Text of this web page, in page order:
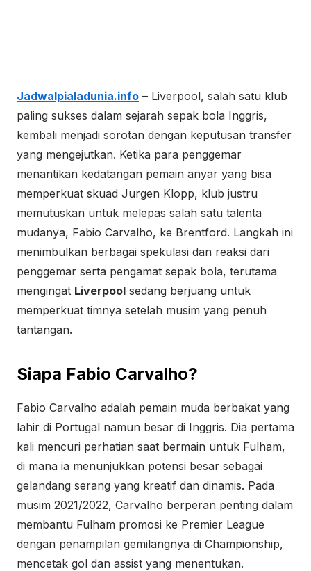
Jadwalpialadunia.info – Liverpool, salah satu klub
paling sukses dalam sejarah sepak bola Inggris,
kembali menjadi sorotan dengan keputusan transfer
yang mengejutkan. Ketika para penggemar
menantikan kedatangan pemain anyar yang bisa
memperkuat skuad Jurgen Klopp, klub justru
memutuskan untuk melepas salah satu talenta
mudanya, Fabio Carvalho, ke Brentford. Langkah ini
menimbulkan berbagai spekulasi dan reaksi dari
penggemar serta pengamat sepak bola, terutama
mengingat Liverpool sedang berjuang untuk
memperkuat timnya setelah musim yang penuh
tantangan.
Siapa Fabio Carvalho?
Fabio Carvalho adalah pemain muda berbakat yang
lahir di Portugal namun besar di Inggris. Dia pertama
kali mencuri perhatian saat bermain untuk Fulham,
di mana ia menunjukkan potensi besar sebagai
gelandang serang yang kreatif dan dinamis. Pada
musim 2021/2022, Carvalho berperan penting dalam
membantu Fulham promosi ke Premier League
dengan penampilan gemilangnya di Championship,
mencetak gol dan assist yang menentukan.